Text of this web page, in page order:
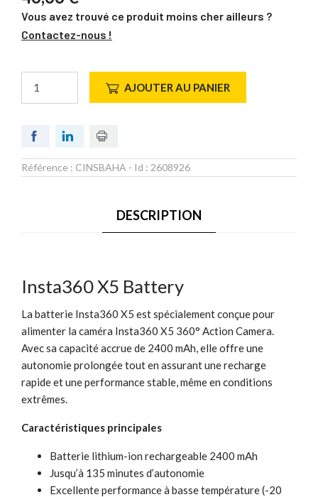
Vous avez trouvé ce produit moins cher ailleurs ?
Contactez-nous !
AJOUTER AU PANIER
Référence : CINSBAHA - Id : 2608926
DESCRIPTION
Insta360 X5 Battery
La batterie Insta360 X5 est spécialement conçue pour
alimenter la caméra Insta360 X5 360° Action Camera.
Avec sa capacité accrue de 2400 mAh, elle offre une
autonomie prolongée tout en assurant une recharge
rapide et une performance stable, même en conditions
extrêmes.
Caractéristiques principales
Batterie lithium-ion rechargeable 2400 mAh
Jusqu’à 135 minutes d’autonomie
Excellente performance à basse température (-20